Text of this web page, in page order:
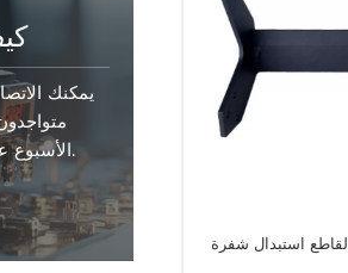
يمكنك
الأسبوع عبر البريد الإلكتروني أو الهاتف.
استبدال شفرة